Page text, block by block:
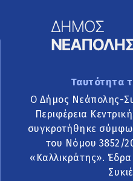
Ταυτότητα
Ο Δήμος Νεάπολης-
Περιφέρεια
συγκροτήθηκε
του Νόμου 3852/
«Καλλικράτης». Έδρα